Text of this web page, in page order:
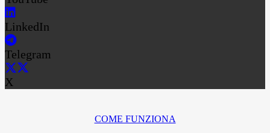
LinkedIn
Telegram
X
COME FUNZIONA